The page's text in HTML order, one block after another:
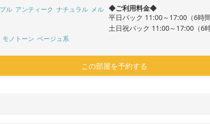
ル アンティーク ナチュラル メル
モノトーン ベージュ系
◆ご利用料金◆
平日パック 11:00～17:00（6時
土日祝パック 11:00～17:00（6
この部屋を予約する